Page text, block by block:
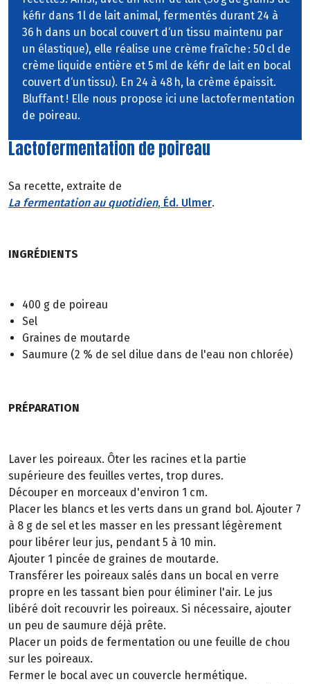
kéfir dans 1 l de lait animal, fermentés durant 24 à
36 h dans un bocal couvert d‘un tissu maintenu par
un élastique), elle réalise une crème fraîche : 50 cl de
crème liquide entière et 5 ml de kéfir de lait en bocal
couvert d‘un tissu). En 24 à 48 h, la crème épaissit.
Bluffant ! Elle nous propose ici une lactofermentation
de poireau.
Lactofermentation de poireau
Sa recette, extraite de
La fermentation au quotidien, Éd. Ulmer.
INGRÉDIENTS
400 g de poireau
Sel
Graines de moutarde
Saumure (2 % de sel dilue dans de l'eau non chlorée)
PRÉPARATION
Laver les poireaux. Ôter les racines et la partie
supérieure des feuilles vertes, trop dures.
Découper en morceaux d'environ 1 cm.
Placer les blancs et les verts dans un grand bol. Ajouter 7
à 8 g de sel et les masser en les pressant légèrement
pour libérer leur jus, pendant 5 à 10 min.
Ajouter 1 pincée de graines de moutarde.
Transférer les poireaux salés dans un bocal en verre
propre en les tassant bien pour éliminer l'air. Le jus
libéré doit recouvrir les poireaux. Si nécessaire, ajouter
un peu de saumure déjà prête.
Placer un poids de fermentation ou une feuille de chou
sur les poireaux.
Fermer le bocal avec un couvercle hermétique.